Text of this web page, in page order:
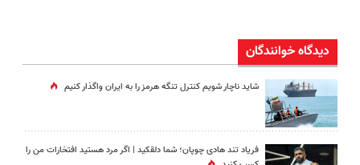
دیدگاه خوانندگان
شاید ناچار شویم کنترل تنگه هرمز را به ایران واگذار کنیم
فریاد تند هادی چوپان؛‌ شما دلقکید | اگر مرد هستید افتخارات من را